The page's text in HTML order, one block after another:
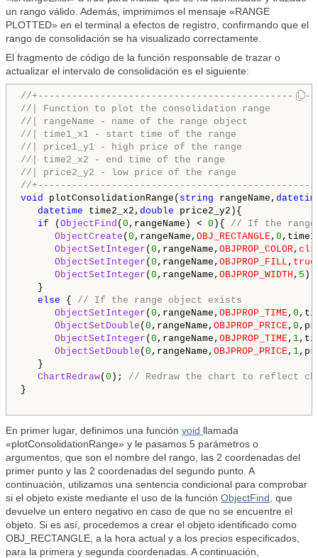
un rango válido. Además, imprimimos el mensaje «RANGE
PLOTTED» en el terminal a efectos de registro, confirmando que el
rango de consolidación se ha visualizado correctamente.
El fragmento de código de la función responsable de trazar o
actualizar el intervalo de consolidación es el siguiente:
//
//| Function to plot the consolidation range
//| rangeName - name of the range object
//| time1_x1 - start time of the range
//| price1_y1 - high price of the range
//| time2_x2 - end time of the range
//| price2_y2 - low price of the range
//
void
plotConsolidationRange( string rangeName,
datetime time2_x2, double price2_y2){
if (ObjectFind (0 ,rangeName) < 0 ){ // If the range
ObjectCreate (0 ,rangeName, OBJ_RECTANGLE, 0
ObjectSetInteger (0 ,rangeName, OBJPROP_COLOR,
ObjectSetInteger (0 ,rangeName, OBJPROP_FILL , true
ObjectSetInteger (0 ,rangeName, OBJPROP_WIDTH , 5
}
else { // If the range object exists
ObjectSetInteger (0 ,rangeName, OBJPROP_TIME, 0
ObjectSetDouble (0 ,rangeName, OBJPROP_PRICE, 0
ObjectSetInteger (0 ,rangeName, OBJPROP_TIME, 1
ObjectSetDouble (0 ,rangeName, OBJPROP_PRICE, 1
}
ChartRedraw(0 ); // Redraw the chart to reflect
En primer lugar, definimos una función void llamada
«plotConsolidationRange» y le pasamos 5 parámetros o
argumentos, que son el nombre del rango, las 2 coordenadas del
primer punto y las 2 coordenadas del segundo punto. A
continuación, utilizamos una sentencia condicional para comprobar
si el objeto existe mediante el uso de la función ObjectFind , que
devuelve un entero negativo en caso de que no se encuentre el
objeto. Si es así, procedemos a crear el objeto identificado como
OBJ_RECTANGLE, a la hora actual y a los precios especificados,
para la primera y segunda coordenadas. A continuación,